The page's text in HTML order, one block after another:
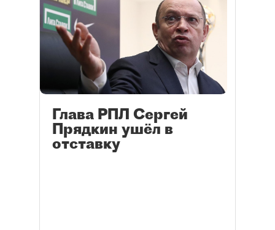
Глава РПЛ Сергей
Прядкин ушёл в
отставку